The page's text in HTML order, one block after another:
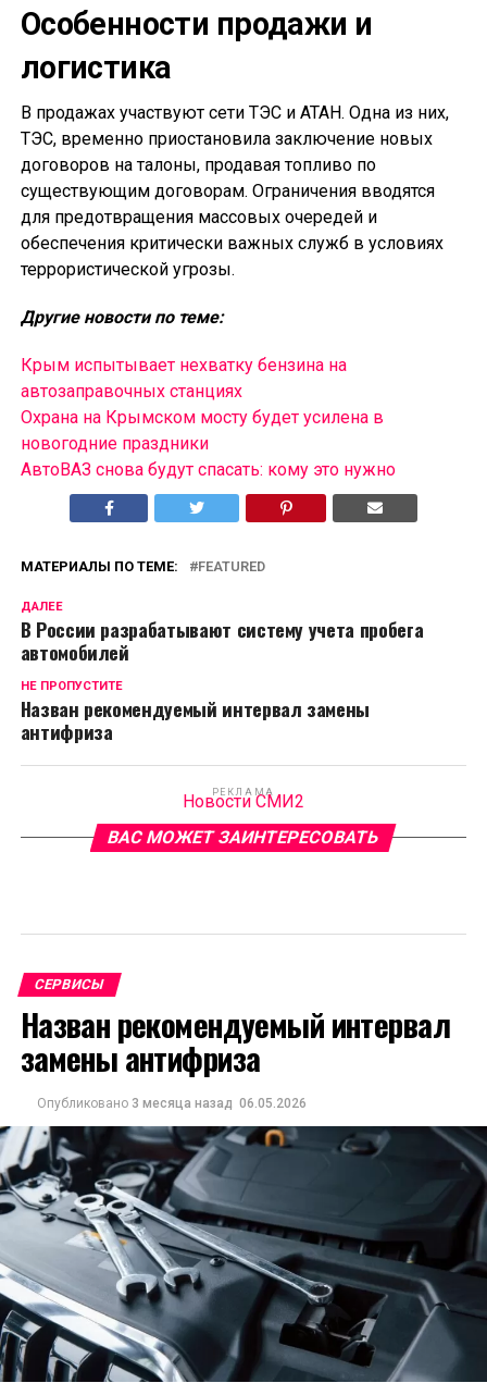
Особенности продажи и
логистика
В продажах участвуют сети ТЭС и АТАН. Одна из них,
ТЭС, временно приостановила заключение новых
договоров на талоны, продавая топливо по
существующим договорам. Ограничения вводятся
для предотвращения массовых очередей и
обеспечения критически важных служб в условиях
террористической угрозы.
Другие новости по теме:
Крым испытывает нехватку бензина на
автозаправочных станциях
Охрана на Крымском мосту будет усилена в
новогодние праздники
АвтоВАЗ снова будут спасать: кому это нужно
МАТЕРИАЛЫ ПО ТЕМЕ: FEATURED
ДАЛЕЕ
В России разрабатывают систему учета пробега
автомобилей
НЕ ПРОПУСТИТЕ
Назван рекомендуемый интервал замены
антифриза
РЕКЛАМА
Новости СМИ2
ВАС МОЖЕТ ЗАИНТЕРЕСОВАТЬ
СЕРВИСЫ
Назван рекомендуемый интервал
замены антифриза
Опубликовано 3 месяца назад 06.05.2026